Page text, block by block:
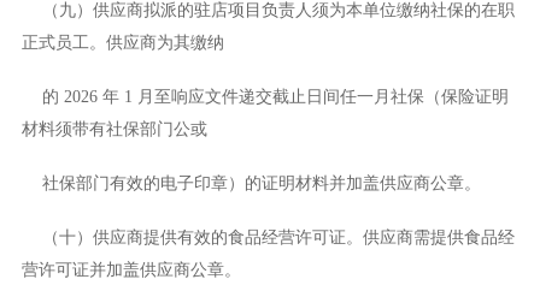
（九）供应商拟派的驻店项目负责人须为本单位缴纳社保的在职
正式员工。供应商为其缴纳
的 2026 年 1 月至响应文件递交截止日间任一月社保（保险证明
材料须带有社保部门公或
社保部门有效的电子印章）的证明材料并加盖供应商公章。
（十）供应商提供有效的食品经营许可证。供应商需提供食品经
营许可证并加盖供应商公章。